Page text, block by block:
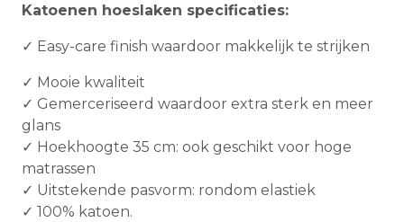
Katoenen hoeslaken specificaties:
✓ Easy-care finish waardoor makkelijk te strijken
✓ Mooie kwaliteit
✓ Gemerceriseerd waardoor extra sterk en meer
glans
✓ Hoekhoogte 35 cm: ook geschikt voor hoge
matrassen
✓ Uitstekende pasvorm: rondom elastiek
✓ 100% katoen.